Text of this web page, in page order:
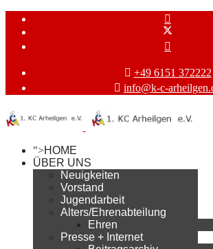
+49 6151 372222
info@k-c-
">HOME
ÜBER UNS
Neuigkeiten
Vorstand
Jugendarbeit
Alters/Ehrenabteilung
Ehren
Presse + Internet